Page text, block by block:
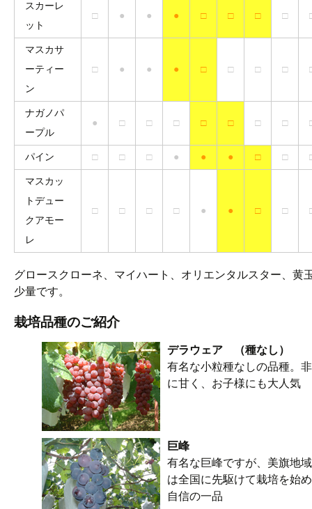
スカーレ
ット
□ ● ● ● □ □ □ □
マスカサ
ーティー
ン
□ ● ● ● □ □ □ □
ナガノパ
ープル
● □ □ □ □ □ □ □
パイン □ □ □ ● ● ● □ □
マスカッ
トデュー
クアモー
レ
□ □ □ □ ● ● □ □
グロースクローネ、マイハート、オリエンタルスター、黄
少量です。
栽培品種のご紹介
デラウェア （種なし）
有名な小粒種なしの品種。
に甘く、お子様にも大人気
巨峰
有名な巨峰ですが、美旗地
は全国に先駆けて栽培を始
自信の一品